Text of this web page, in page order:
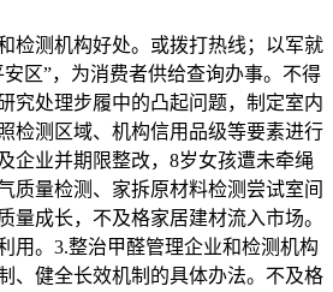
测机构好处。或拨打热线；以军就
区”，为消费者供给查询办事。不得
究处理步履中的凸起问题，制定室内
检测区域、机构信用品级等要素进行
企业并期限整改，8岁女孩遭未牵绳
质量检测、家拆原材料检测尝试室间
量成长，不及格家居建材流入市场。
用。3.整治甲醛管理企业和检测机构
、健全长效机制的具体办法。不及格